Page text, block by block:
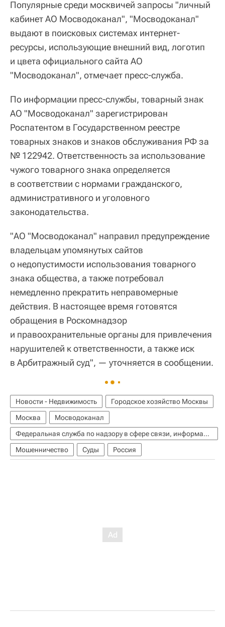
Популярные среди москвичей запросы "личный
кабинет АО Мосводоканал", "Мосводоканал"
выдают в поисковых системах интернет-
ресурсы, использующие внешний вид, логотип
и цвета официального сайта АО
"Мосводоканал", отмечает пресс-служба.
По информации пресс-службы, товарный знак
АО "Мосводоканал" зарегистрирован
Роспатентом в Государственном реестре
товарных знаков и знаков обслуживания РФ за
№ 122942. Ответственность за использование
чужого товарного знака определяется
в соответствии с нормами гражданского,
административного и уголовного
законодательства.
"АО "Мосводоканал" направил предупреждение
владельцам упомянутых сайтов
о недопустимости использования товарного
знака общества, а также потребовал
немедленно прекратить неправомерные
действия. В настоящее время готовятся
обращения в Роскомнадзор
и правоохранительные органы для привлечения
нарушителей к ответственности, а также иск
в Арбитражный суд", — уточняется в сообщении.
Новости - Недвижимость
Городское хозяйство Москвы
Москва
Мосводоканал
Федеральная служба по надзору в сфере связи, информационных технологий и массовых коммуникаций (Роскомнадзор)
Мошенничество
Суды Россия